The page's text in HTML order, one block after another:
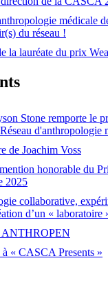
médicale
du réseau !
la lauréate du prix
Stone remporte le
de Joachim Voss
honorable du
2025
collaborative,
d’un « laboratoire
« CASCA Presents »